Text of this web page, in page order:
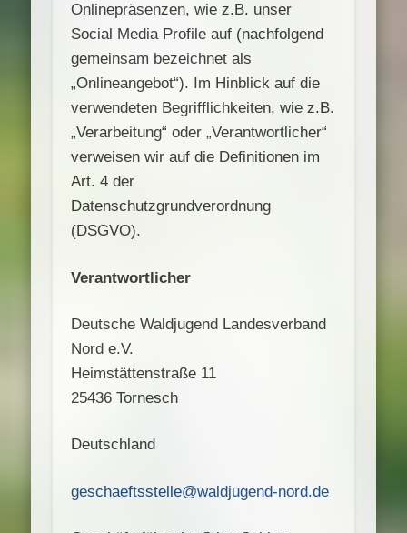
Onlinepräsenzen, wie z.B. unser
Social Media Profile auf (nachfolgend
gemeinsam bezeichnet als
„Onlineangebot“). Im Hinblick auf die
verwendeten Begrifflichkeiten, wie z.B.
„Verarbeitung“ oder „Verantwortlicher“
verweisen wir auf die Definitionen im
Art. 4 der
Datenschutzgrundverordnung
(DSGVO).
Verantwortlicher
Deutsche Waldjugend Landesverband
Nord e.V.
Heimstättenstraße 11
25436 Tornesch
Deutschland
geschaeftsstelle@waldjugend-nord.de